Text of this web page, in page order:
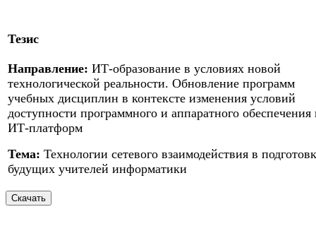
Тезис
Направление: ИТ-образование в условиях новой
технологической реальности. Обновление программ
учебных дисциплин в контексте изменения условий
доступности программного и аппаратного обеспечения
ИТ-платформ
Тема: Технологии сетевого взаимодействия в
будущих учителей информатики